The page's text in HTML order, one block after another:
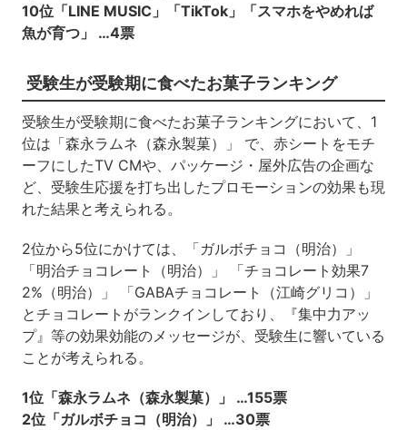
10位「LINE MUSIC」「TikTok」「スマホをやめれば
魚が育つ」 …4票
受験生が受験期に食べたお菓子ランキング
受験生が受験期に食べたお菓子ランキングにおいて、1
位は「森永ラムネ（森永製菓）」 で、赤シートをモチ
ーフにしたTV CMや、パッケージ・屋外広告の企画な
ど、受験生応援を打ち出したプロモーションの効果も現
れた結果と考えられる。
2位から5位にかけては、「ガルボチョコ（明治）」
「明治チョコレート（明治）」 「チョコレート効果7
2%（明治）」 「GABAチョコレート（江崎グリコ）」
とチョコレートがランクインしており、『集中力アッ
プ』等の効果効能のメッセージが、受験生に響いている
ことが考えられる。
1位「森永ラムネ（森永製菓）」 …155票
2位「ガルボチョコ（明治）」 …30票